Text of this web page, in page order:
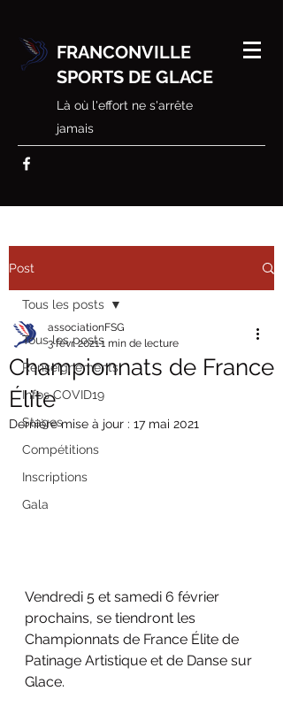
FRANCONVILLE
SPORTS DE GLACE
Là où l'effort ne s'arrête
jamais
Post
Tous les posts
Renseignements
Infos COVID19
Stages
Compétitions
Inscriptions
Gala
Tous les posts
Championnats de France
Élite
associationFSG
3 févr. 20211 min de lecture
Dernière mise à jour : 17 mai 2021
Vendredi 5 et samedi 6 février
prochains, se tiendront les
Championnats de France Élite de
Patinage Artistique et de Danse sur
Glace.